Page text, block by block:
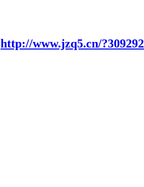
http://www.jzq5.cn/?309292